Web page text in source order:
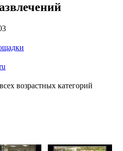
возрастных категорий